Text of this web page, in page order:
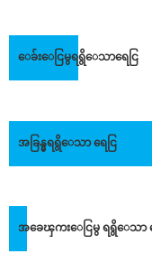
ေခ်းေငြမွရရွိေသာရေငြ
အခြန္မွရရွိေသာ ရေငြ
အခေၾကးေငြမွ ရရွိေသာ